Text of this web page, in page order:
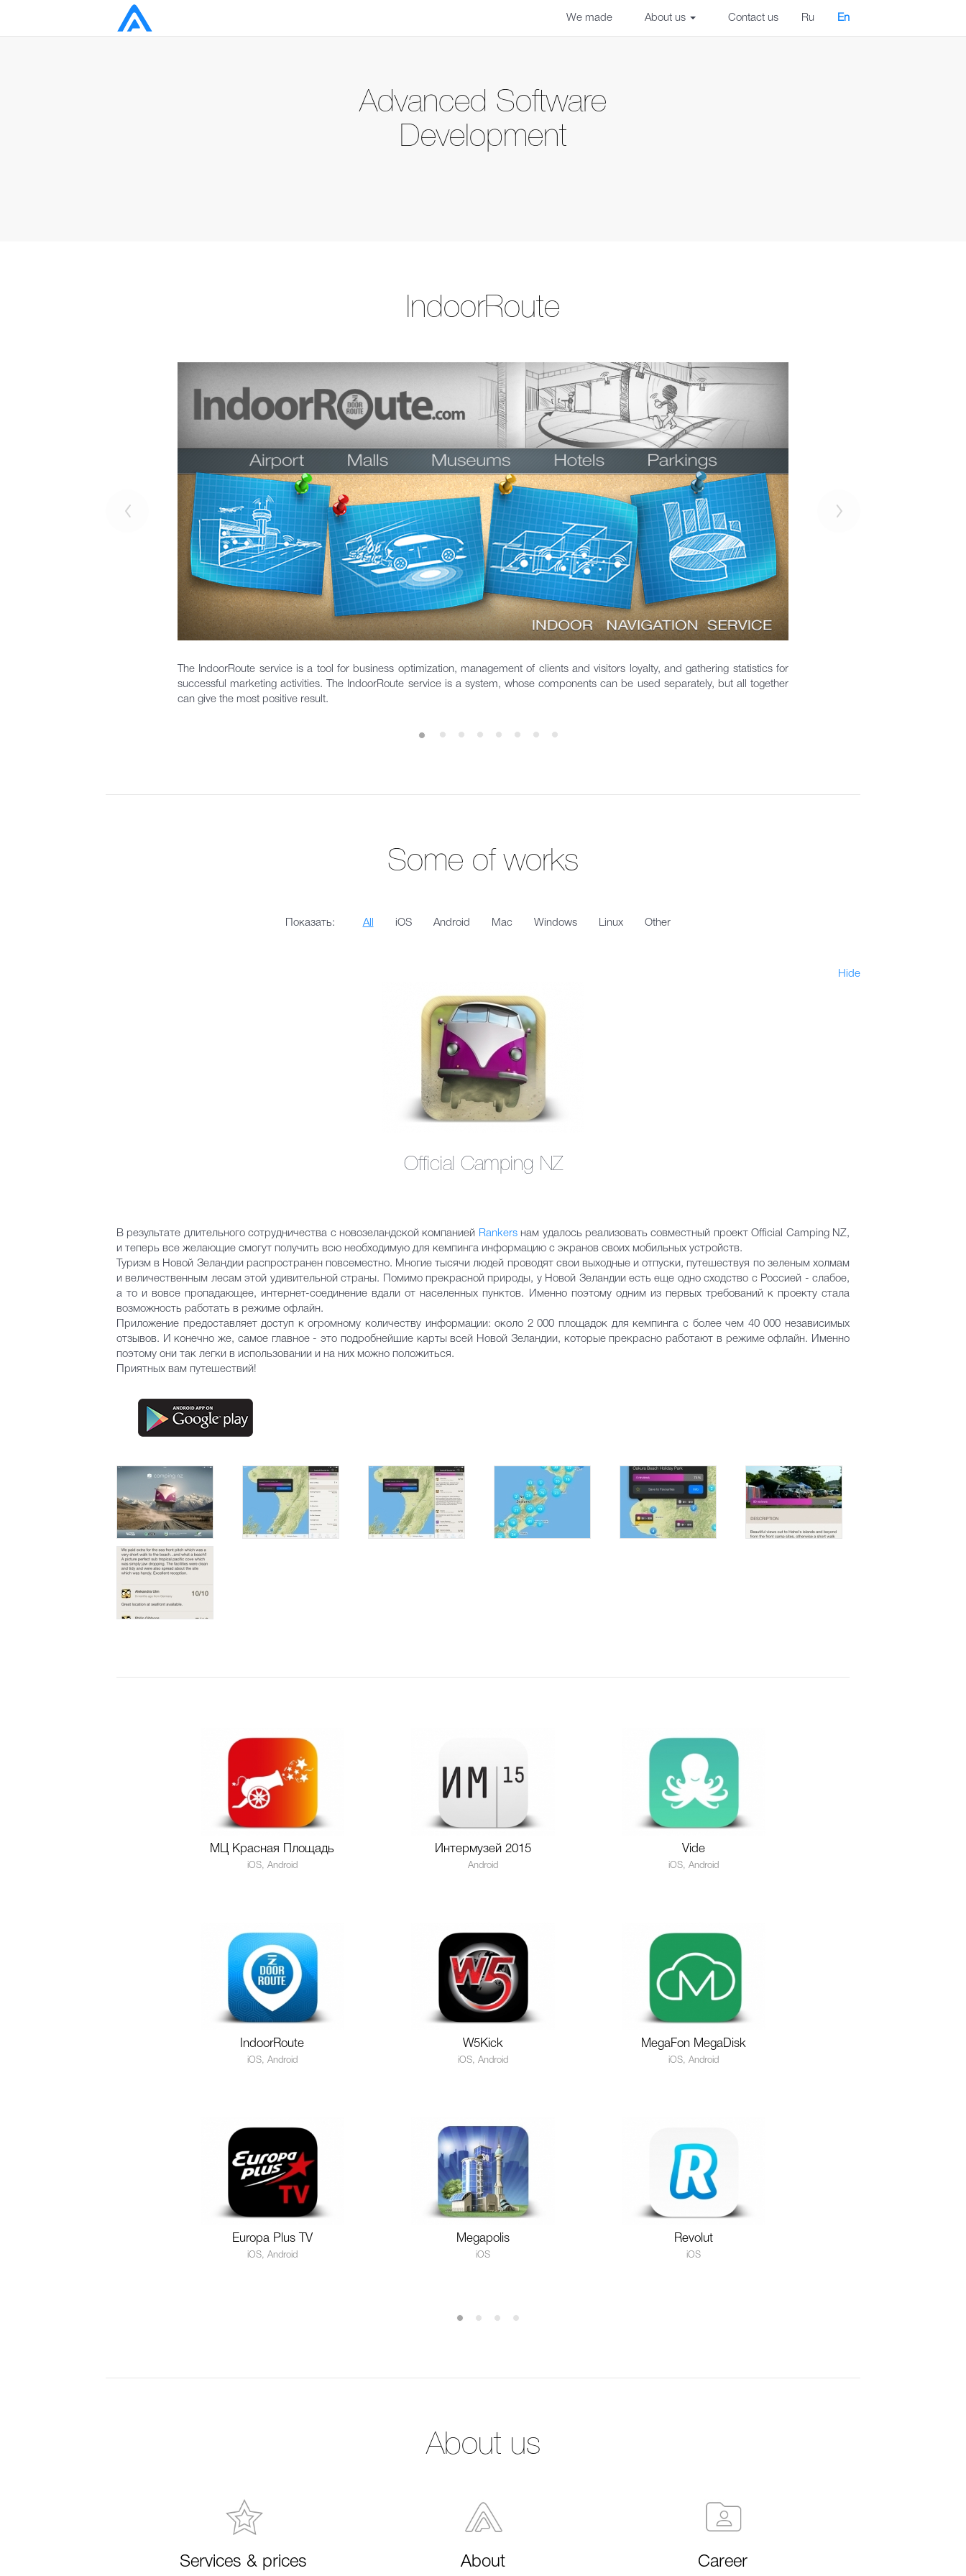
We made About us Contact us Ru En
Advanced Software
Development
IndoorRoute
The IndoorRoute service is a tool for business optimization, management of clients and visitors loyalty, and gathering statistics for
successful marketing activities. The IndoorRoute service is a system, whose components can be used separately, but all together
can give the most positive result.
Some of works
Показать: All iOS Android Mac Windows Linux Other
Hide
Official Camping NZ
В результате длительного сотрудничества с новозеландской компанией Rankersнам удалось реализовать совместный проект Official Camping NZ,
и теперь все желающие смогут получить всю необходимую для кемпинга информацию с экранов своих мобильных устройств.
Туризм в Новой Зеландии распространен повсеместно. Многие тысячи людей проводят свои выходные и отпуски, путешествуя по зеленым холмам
и величественным лесам этой удивительной страны. Помимо прекрасной природы, у Новой Зеландии есть еще одно сходство с Россией - слабое,
а то и вовсе пропадающее, интернет-соединение вдали от населенных пунктов. Именно поэтому одним из первых требований к проекту стала
возможность работать в режиме офлайн.
Приложение предоставляет доступ к огромному количеству информации: около 2 000 площадок для кeмпинга с более чем 40 000 независимых
отзывов. И конечно же, самое главное - это подробнейшие карты всей Новой Зеландии, которые прекрасно работают в режиме офлайн. Именно
поэтому они так легки в использовании и на них можно положиться.
Приятных вам путешествий!
МЦ Красная Площадь
iOS, Android
Интермузей 2015
Android
Vide
iOS, Android
IndoorRoute
iOS, Android
W5Kick
iOS, Android
MegaFon MegaDisk
iOS, Android
Europa Plus TV
iOS, Android
Megapolis
iOS
Revolut
iOS
About us
Services & prices About Career